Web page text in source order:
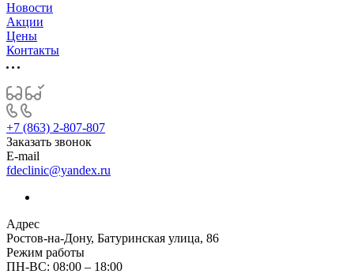
Новости
Акции
Цены
Контакты
+7 (863) 2-807-807
Заказать звонок
E-mail
fdeclinic@yandex.ru
Адрес
Ростов-на-Дону, Батуринская улица, 86
Режим работы
ПН-ВС: 08:00 – 18:00